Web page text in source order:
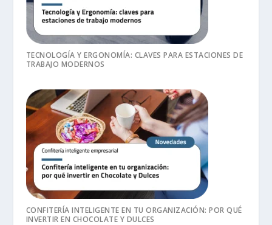
TECNOLOGÍA Y ERGONOMÍA: CLAVES PARA ESTACIONES DE
TRABAJO MODERNOS
CONFITERÍA INTELIGENTE EN TU ORGANIZACIÓN: POR QUÉ
INVERTIR EN CHOCOLATE Y DULCES